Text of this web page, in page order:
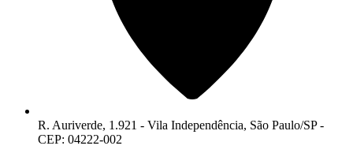
R. Auriverde, 1.921 - Vila Independência, São Paulo/SP -
CEP: 04222-002